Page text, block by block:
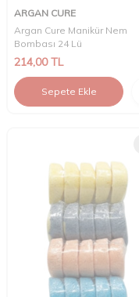
ARGAN CURE
Argan Cure Manikür Nem
Bombası 24 Lü
214,00TL
Sepete Ekle